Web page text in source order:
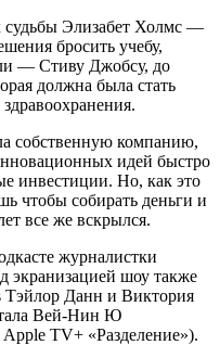
судьбы Элизабет Холмс —
бросить учебу,
— Стиву Джобсу, до
должна была стать
собственную компанию,
идей быстро
инвестиции. Но, как это
чтобы собирать деньги и
все же вскрылся.
журналистки
экранизацией шоу также
Тэйлор Данн и Виктория
Вей-Нин Ю
TV+ «Разделение»).